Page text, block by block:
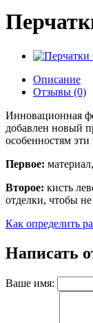
Описание
Отзывы (0)
Инновационная
добавлен новый
особенностям
Первое:
Второе: кисть
отделки, чтобы
Как определить
Написать
Ваше имя: